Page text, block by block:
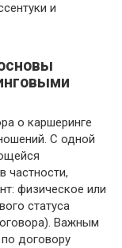
и
о каршеринге
С одной
частности,
физическое или
статуса
Важным
договору